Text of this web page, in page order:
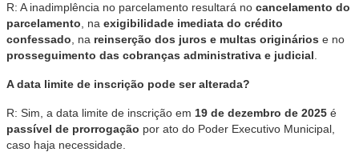
R: A inadimplência no parcelamento resultará no cancelamento do
parcelamento , na exigibilidade imediata do crédito
confessado , na reinserção dos juros e multas originários e no
prosseguimento das cobranças administrativa e judicial
A data limite de inscrição pode ser alterada?
R: Sim, a data limite de inscrição em 19 de dezembro de 2025 é
passível de prorrogação por ato do Poder Executivo Municipal,
caso haja necessidade.